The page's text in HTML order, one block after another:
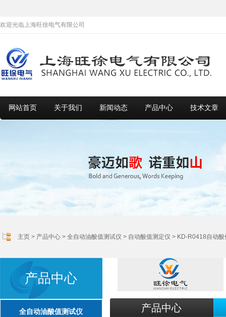
欢迎光临上海旺徐电气有限公司
网站首页 关于我们 新闻动态 产品中心 技术文章
主页 > 产品中心 > 全自动油酸值测试仪 > 自动酸值测定仪 > KD-R0418自动酸
产品中心
全自动油酸值测试仪 产品中心